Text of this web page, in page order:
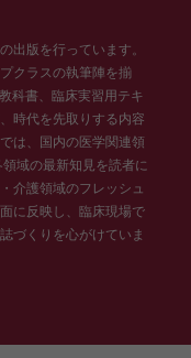
出版を行っています。
クラスの執筆陣を揃
科書、臨床実習用テキ
時代を先取りする内容
は、国内の医学関連領
域の最新知見を読者に
介護領域のフレッシュ
に反映し、臨床現場で
づくりを心がけていま